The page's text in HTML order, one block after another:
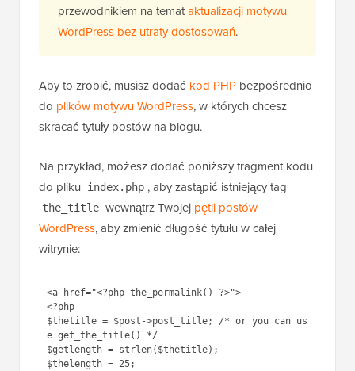
przewodnikiem na temataktualizacji motywu
WordPress bez utraty dostosowań.
Aby to zrobić, musisz dodać kod PHP bezpośrednio
do plików motywu WordPress, w których chcesz
skracać tytuły postów na blogu.
Na przykład, możesz dodać poniższy fragment kodu
do pliku
index.php , aby zastąpić istniejący tag
the_title wewnątrz Twojej pętli postów
WordPress, aby zmienić długość tytułu w całej
witrynie:
<a href="<?php the_permalink() ?>">
<?php
$thetitle = $post->post_title; /* or you can us
e get_the_title() */
$getlength = strlen($thetitle);
$thelength = 25;